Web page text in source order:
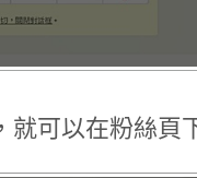
就可以在粉絲頁